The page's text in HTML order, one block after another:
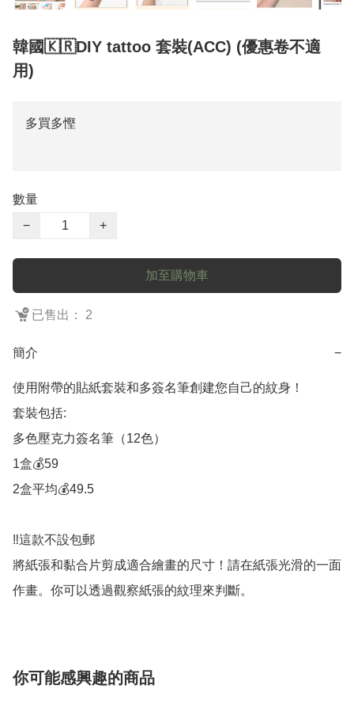
韓國🇰🇷DIY tattoo 套裝(ACC) (優惠卷不適
用)
多買多慳
數量
−
+
加至購物車
已售出： 2
簡介 −
使用附帶的貼紙套裝和多簽名筆創建您自己的紋身！
套裝包括:
多色壓克力簽名筆（12色）
1盒💰59
2盒平均💰49.5
‼️這款不設包郵
將紙張和黏合片剪成適合繪畫的尺寸！請在紙張光滑的一面
作畫。你可以透過觀察紙張的紋理來判斷。
你可能感興趣的商品